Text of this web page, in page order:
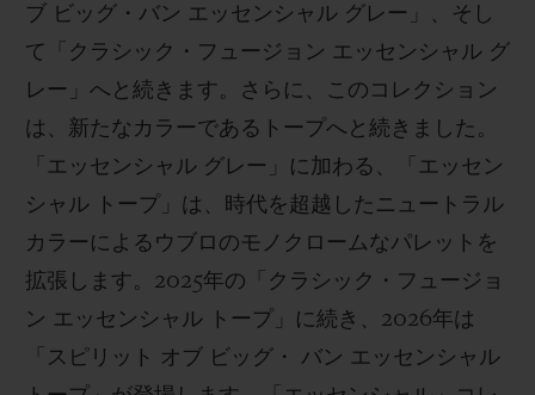
ブ ビッグ・バン エッセンシャル グレー」、そし
て「クラシック・フュージョン エッセンシャル グ
レー」へと続きます。さらに、このコレクション
は、新たなカラーであるトープへと続きました。
「エッセンシャル グレー」に加わる、「エッセン
シャル トープ」は、時代を超越したニュートラル
カラーによるウブロのモノクロームなパレットを
拡張します。2025年の「クラシック・フュージョ
ン エッセンシャル トープ」に続き、2026年は
「スピリット オブ ビッグ・ バン エッセンシャル